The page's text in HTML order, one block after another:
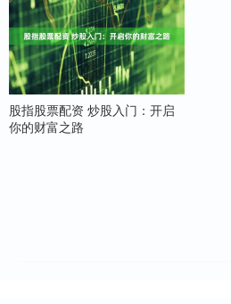
股指股票配资 炒股入门：开启
你的财富之路